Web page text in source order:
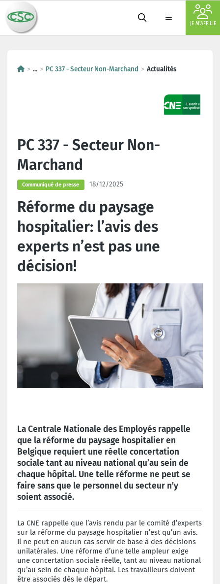
JE M'AFFILIE
... PC 337 - Secteur Non-Marchand Actualités
PC 337 - Secteur Non-
Marchand
Communiqué de presse 18/12/2025
Réforme du paysage
hospitalier: l’avis des
experts n’est pas une
décision!
La Centrale Nationale des Employés rappelle
que la réforme du paysage hospitalier en
Belgique requiert une réelle concertation
sociale tant au niveau national qu’au sein de
chaque hôpital. Une telle réforme ne peut se
faire sans que le personnel du secteur n'y
soient associé.
La CNE rappelle que l’avis rendu par le comité d’experts
sur la réforme du paysage hospitalier n’est qu’un avis.
Il ne peut en aucun cas servir de base à des décisions
unilatérales. Une réforme d’une telle ampleur exige
une concertation sociale réelle, tant au niveau national
qu’au sein de chaque hôpital. Les travailleurs doivent
être associés dès le départ.